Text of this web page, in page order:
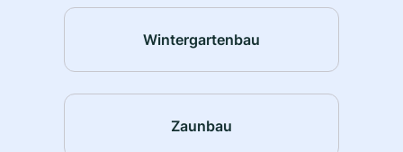
Wintergartenbau
Zaunbau